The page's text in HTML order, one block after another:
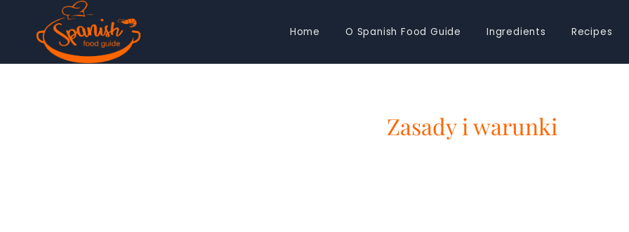
treści
Home O Spanish Food Guide Ingredients Recipes
Zasady i warunki